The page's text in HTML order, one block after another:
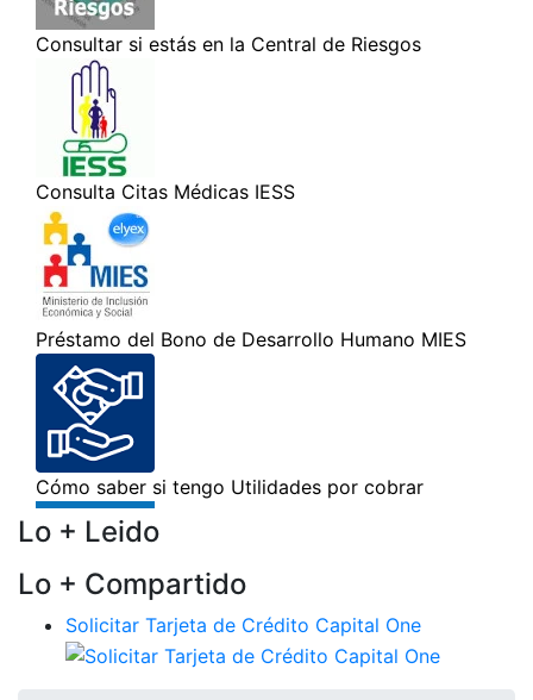
Lo + Leido
Lo + Compartido
Solicitar Tarjeta de Crédito Capital One